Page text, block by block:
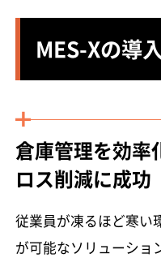
MES-Xの導
倉庫管理を効率
ロス削減に成功
従業員が凍るほど寒い
が可能なソリューショ